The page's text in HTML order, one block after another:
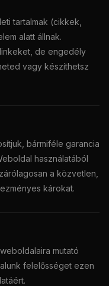
tartalmak (cikkek,
alatt állnak.
de engedély
vagy készíthetsz
bármiféle garancia
használatából
a közvetlen,
károkat.
mutató
felelősséget ezen